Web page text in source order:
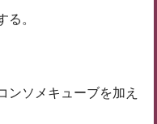
る。
ンソメキューブを加え